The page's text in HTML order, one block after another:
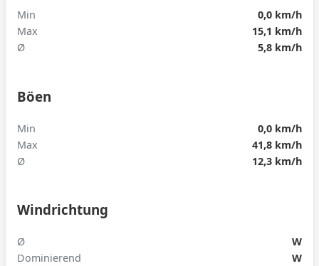
Min
0,0 km/h
Max
15,1 km/h
Ø
5,8 km/h
Böen
Min
0,0 km/h
Max
41,8 km/h
Ø
12,3 km/h
Windrichtung
Ø
W
Dominierend
W